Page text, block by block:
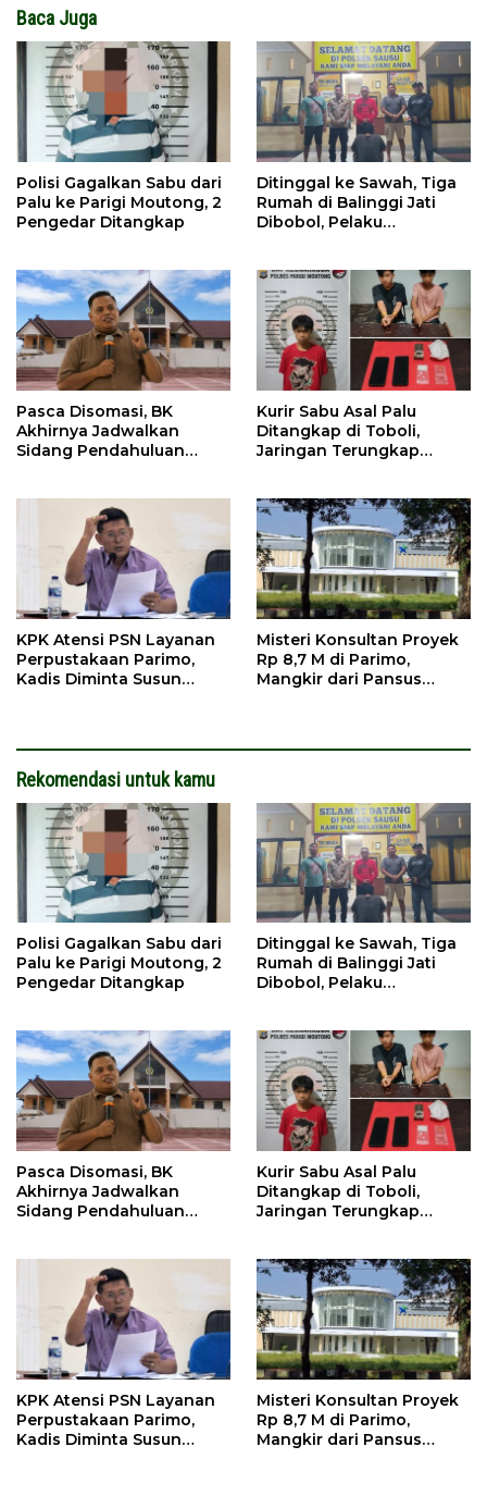
Baca Juga
Polisi Gagalkan Sabu dari
Palu ke Parigi Moutong, 2
Pengedar Ditangkap
Ditinggal ke Sawah, Tiga
Rumah di Balinggi Jati
Dibobol, Pelaku
Pasca Disomasi, BK
Akhirnya Jadwalkan
Sidang Pendahuluan
Kurir Sabu Asal Palu
Ditangkap di Toboli,
Jaringan Terungkap
KPK Atensi PSN Layanan
Perpustakaan Parimo,
Kadis Diminta Susun
Misteri Konsultan Proyek
Rp 8,7 M di Parimo,
Mangkir dari Pansus
Rekomendasi untuk kamu
Polisi Gagalkan Sabu dari
Palu ke Parigi Moutong, 2
Pengedar Ditangkap
Ditinggal ke Sawah, Tiga
Rumah di Balinggi Jati
Dibobol, Pelaku
Pasca Disomasi, BK
Akhirnya Jadwalkan
Sidang Pendahuluan
Kurir Sabu Asal Palu
Ditangkap di Toboli,
Jaringan Terungkap
KPK Atensi PSN Layanan
Perpustakaan Parimo,
Kadis Diminta Susun
Misteri Konsultan Proyek
Rp 8,7 M di Parimo,
Mangkir dari Pansus